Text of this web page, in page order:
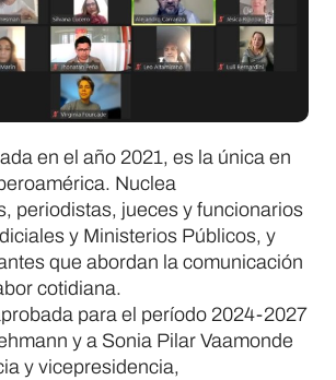
en el año 2021, es la única en
Nuclea
periodistas, jueces y funcionarios
y Ministerios Públicos, y
que abordan la comunicación
cotidiana.
para el período 2024-2027
y a Sonia Pilar Vaamonde
y vicepresidencia,